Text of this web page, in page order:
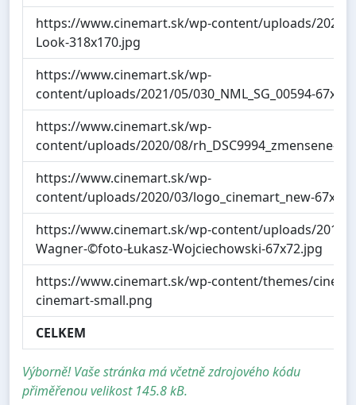
https://www.cinemart.sk/wp-content/uploads/2022/
Look-318x170.jpg
https://www.cinemart.sk/wp-
content/uploads/2021/05/030_NML_SG_00594-
https://www.cinemart.sk/wp-
content/uploads/2020/08/rh_DSC9994_zmensene-
https://www.cinemart.sk/wp-
content/uploads/2020/03/logo_cinemart_new-
https://www.cinemart.sk/wp-content/uploads/2019/
Wagner-©foto-Łukasz-Wojciechowski-67x72.jpg
https://www.cinemart.sk/wp-content/themes/
cinemart-small.png
CELKEM
Výborně! Vaše stránka má včetně zdrojového kódu
přiměřenou velikost 145.8 kB.